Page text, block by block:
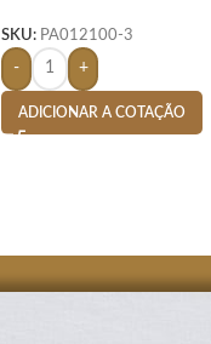
SKU: PA012100-3
- +
ADICIONAR A COTAÇÃO